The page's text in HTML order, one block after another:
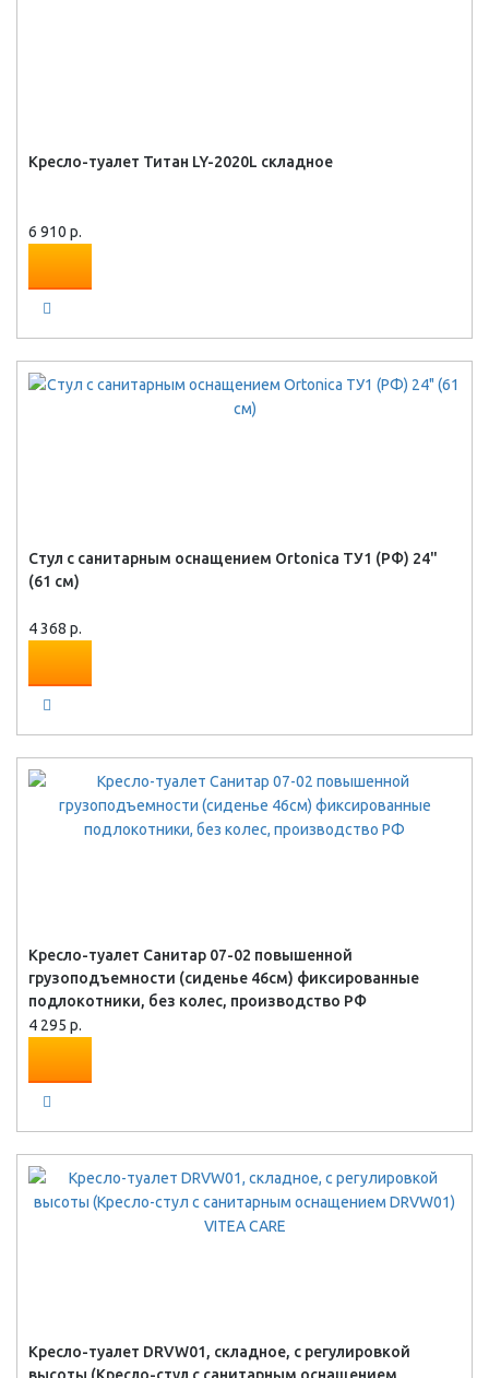
Кресло-туалет Титан LY-2020L складное
6 910 р.
Стул с санитарным оснащением Ortonica ТУ1 (РФ) 24"
(61 см)
4 368 р.
Кресло-туалет Санитар 07-02 повышенной
грузоподъемности (сиденье 46см) фиксированные
подлокотники, без колес, производство РФ
4 295 р.
Кресло-туалет DRVW01, складное, с регулировкой